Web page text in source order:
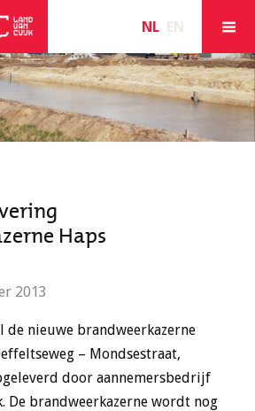
NL
Haps
2013
de nieuwe brandweerkazerne
– Mondsestraat,
door aannemersbedrijf
De brandweerkazerne wordt nog